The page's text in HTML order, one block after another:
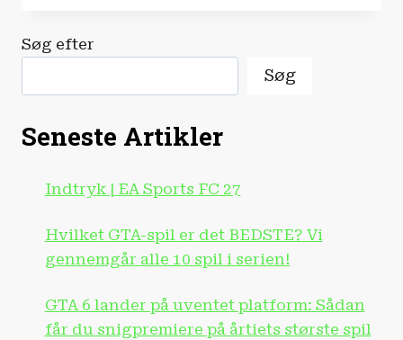
Søg efter
Søg
Seneste Artikler
Indtryk | EA Sports FC 27
Hvilket GTA-spil er det BEDSTE? Vi
gennemgår alle 10 spil i serien!
GTA 6 lander på uventet platform: Sådan
får du snigpremiere på årtiets største spil